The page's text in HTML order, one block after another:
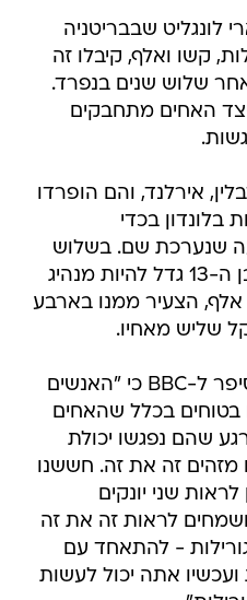
לונגליט שבבריטניה
קשו ואלף, קיבלו זה
שלוש שנים בנפרד.
האחים מתחבקים
אירלנד, והם הופרדו
בלונדון בכדי
שנערכת שם. בשלוש
השנים שלא התראו, קשו בן ה-13 גדל להיות מנהיג
אלף, הצעיר ממנו בארבע
שליש מאחיו.
מרק טיי, העובד בפארק, סיפר ל-BBC כי "האנשים
בטוחים בכלל שהאחים
שהם נפגשו יכולת
מזהים זה את זה. חששנו
שני יונקים
ושמחים לראות זה את זה
- להתאחד עם
אתה יכול לעשות